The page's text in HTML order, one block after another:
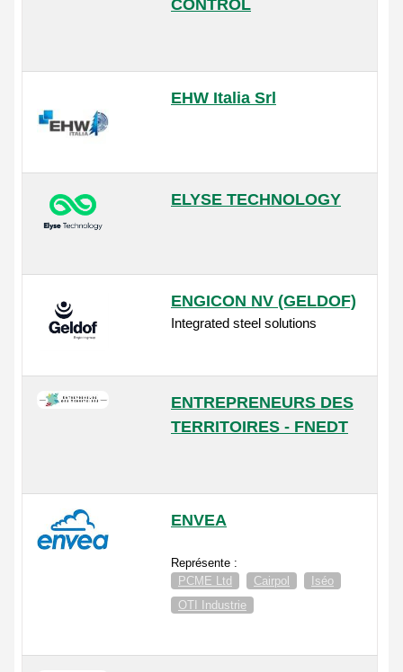
CONTROL
EHW Italia Srl
ELYSE TECHNOLOGY
ENGICON NV (GELDOF)
Integrated steel solutions
ENTREPRENEURS DES
TERRITOIRES - FNEDT
ENVEA
Représente :
PCME Ltd
Cairpol
Iséo
OTI Industrie